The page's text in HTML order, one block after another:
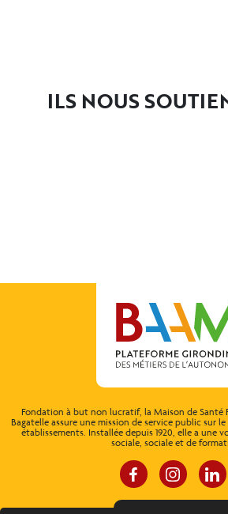
ILS NOUS
Fondation à but non lucratif, la Maison de Santé
Bagatelle assure une mission de service public sur
établissements. Installée depuis 1920, elle a une
sociale, sociale et de